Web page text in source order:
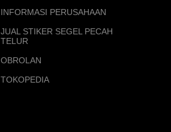
INFORMASI PERUSAHAAN
JUAL STIKER SEGEL PECAH
TELUR
OBROLAN
TOKOPEDIA